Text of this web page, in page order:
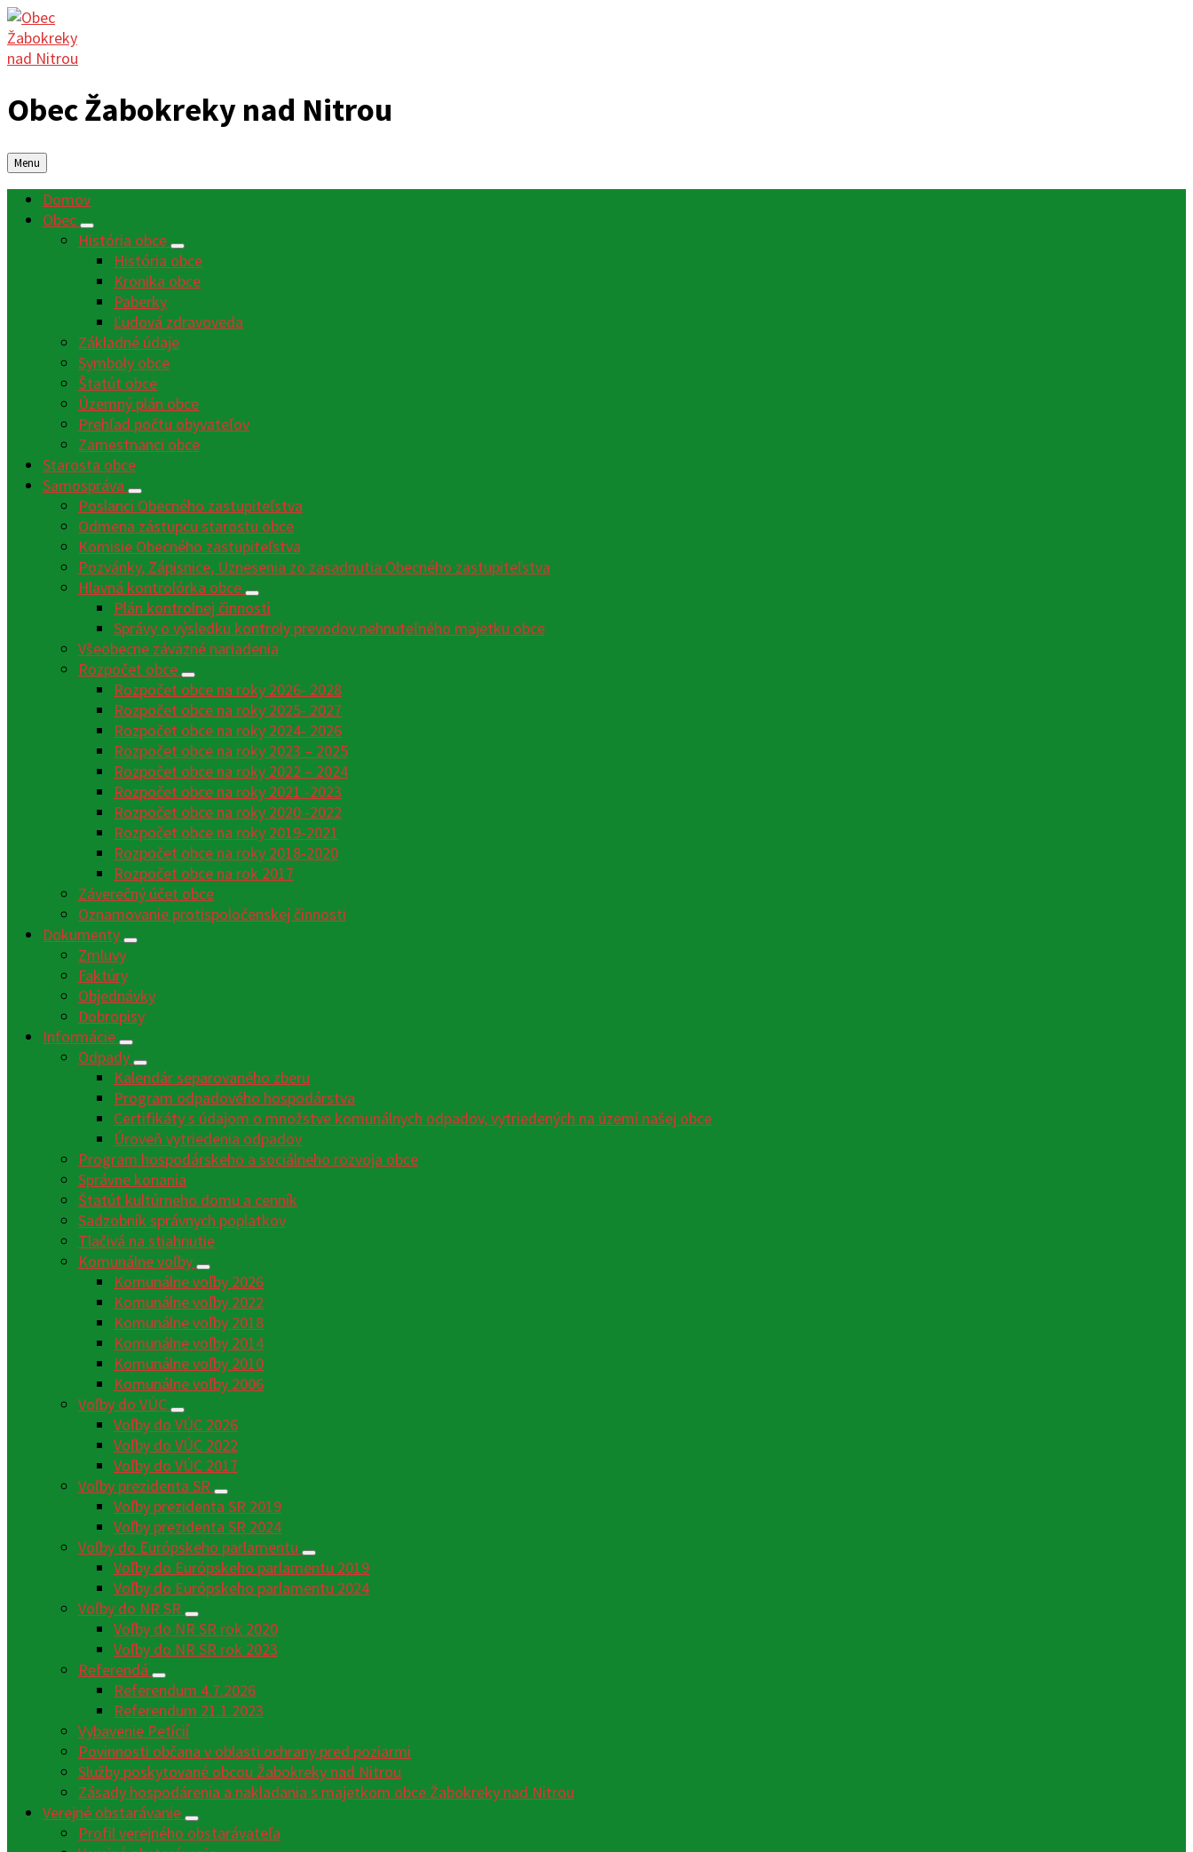
Obec Žabokreky nad Nitrou
Menu
Domov
Obec
História obce
História obce
Kronika obce
Paberky
Ľudová zdravoveda
Základné údaje
Symboly obce
Štatút obce
Územný plán obce
Prehľad počtu obyvateľov
Zamestnanci obce
Starosta obce
Samospráva
Poslanci Obecného zastupiteľstva
Odmena zástupcu starostu obce
Komisie Obecného zastupiteľstva
Pozvánky, Zápisnice, Uznesenia zo zasadnutia Obecného zastupiteľstva
Hlavná kontrolórka obce
Plán kontrolnej činnosti
Správy o výsledku kontroly prevodov nehnuteľného majetku obce
Všeobecne záväzné nariadenia
Rozpočet obce
Rozpočet obce na roky 2026- 2028
Rozpočet obce na roky 2025- 2027
Rozpočet obce na roky 2024- 2026
Rozpočet obce na roky 2023 – 2025
Rozpočet obce na roky 2022 – 2024
Rozpočet obce na roky 2021 -2023
Rozpočet obce na roky 2020 -2022
Rozpočet obce na roky 2019-2021
Rozpočet obce na roky 2018-2020
Rozpočet obce na rok 2017
Záverečný účet obce
Oznamovanie protispoločenskej činnosti
Dokumenty
Zmluvy
Faktúry
Objednávky
Dobropisy
Informácie
Odpady
Kalendár separovaného zberu
Program odpadového hospodárstva
Certifikáty s údajom o množstve komunálnych odpadov, vytriedených na území našej obce
Úroveň vytriedenia odpadov
Program hospodárskeho a sociálneho rozvoja obce
Správne konania
Štatút kultúrneho domu a cenník
Sadzobník správnych poplatkov
Tlačivá na stiahnutie
Komunálne voľby
Komunálne voľby 2026
Komunálne voľby 2022
Komunálne voľby 2018
Komunálne voľby 2014
Komunálne voľby 2010
Komunálne voľby 2006
Voľby do VÚC
Voľby do VÚC 2026
Voľby do VÚC 2022
Voľby do VÚC 2017
Voľby prezidenta SR
Voľby prezidenta SR 2019
Voľby prezidenta SR 2024
Voľby do Európskeho parlamentu
Voľby do Európskeho parlamentu 2019
Voľby do Európskeho parlamentu 2024
Voľby do NR SR
Voľby do NR SR rok 2020
Voľby do NR SR rok 2023
Referendá
Referendum 4.7.2026
Referendum 21.1.2023
Vybavenie Petícií
Povinnosti občana v oblasti ochrany pred poziarmi
Služby poskytované obcou Žabokreky nad Nitrou
Zásady hospodárenia a nakladania s majetkom obce Žabokreky nad Nitrou
Verejné obstarávanie
Profil verejného obstarávateľa